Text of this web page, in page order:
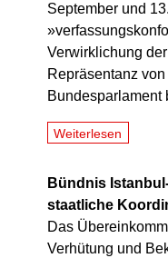
September und
Verwirklichung
Repräsentanz
Bundesparlament
Weiterlesen
Bündnis
staatliche
Das
Verhütung und